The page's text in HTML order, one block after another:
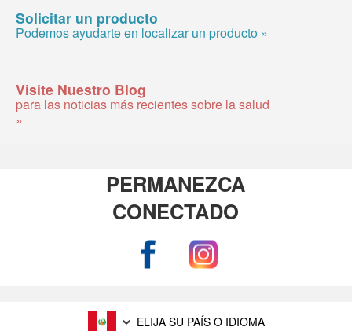
Solicitar un producto
Podemos ayudarte en localizar un producto »
Visite Nuestro Blog
para las noticias más recientes sobre la salud
»
PERMANEZCA
CONECTADO
ELIJA SU PAÍS O IDIOMA